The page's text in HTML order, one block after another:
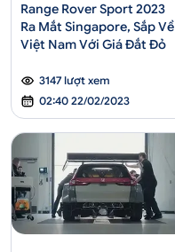
Range Rover Sport 2023
Ra Mắt Singapore, Sắp Về
Việt Nam Với Giá Đắt Đỏ
3147 lượt xem
02:40 22/02/2023